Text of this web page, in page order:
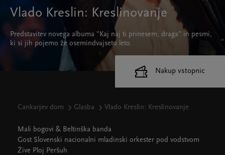
Vlado Kreslin: Kreslinovanje
Predstavitev novega albuma "Kaj naj ti prinesem, draga" in pesmi,
ki si jih pojemo že osemindvajseto leto.
Cankarjev dom Glasba Vlado Kreslin: Kreslinovanje
Mali bogovi & Beltinška banda
Gost Slovenski nacionalni mladinski orkester pod vodstvom
Žive Ploj Peršuh
Nakup vstopnic